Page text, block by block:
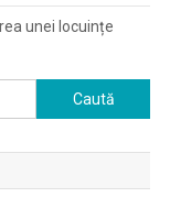
unei locuințe
Caută
după: